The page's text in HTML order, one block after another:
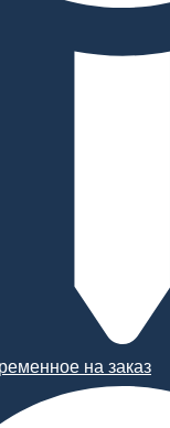
на заказ